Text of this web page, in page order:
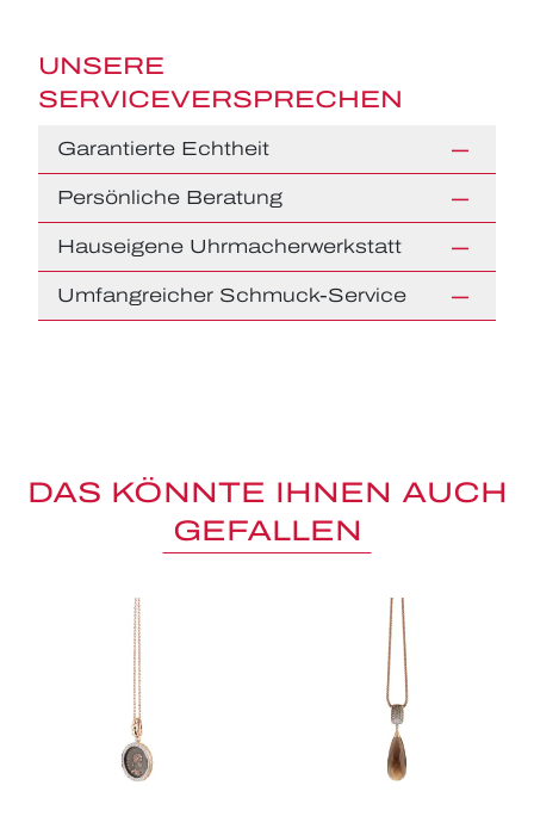
UNSERE
SERVICEVERSPRECHEN
Garantierte Echtheit
Persönliche Beratung
Hauseigene Uhrmacherwerkstatt
Umfangreicher Schmuck-Service
DAS KÖNNTE IHNEN AUCH
GEFALLEN